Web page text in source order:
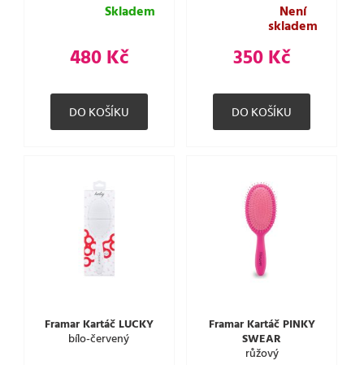
Skladem
480 Kč
Není
skladem
350 Kč
Framar Kartáč LUCKY
bílo-červený
Framar Kartáč PINKY
SWEAR
růžový